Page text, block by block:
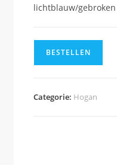
lichtblauw/
BESTELLEN
Categorie: Hogan